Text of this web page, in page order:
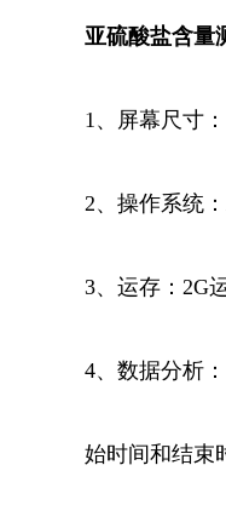
亚硫酸盐含量
1、屏幕尺寸
2、操作系统
3、运存：2G
4、 数据分析
始时间和结束